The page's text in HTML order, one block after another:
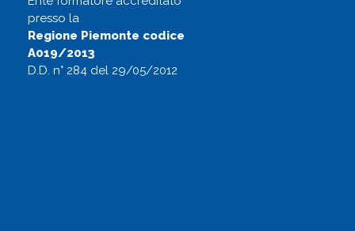
presso la
Regione Piemonte codice
A019/2013
D.D. n° 284 del 29/05/2012